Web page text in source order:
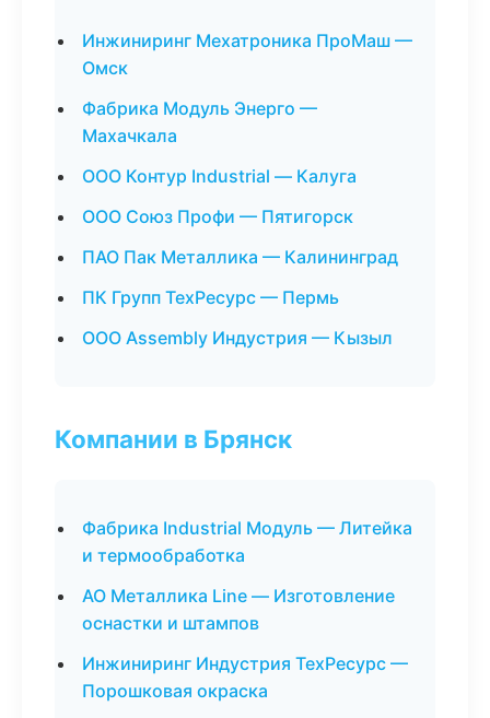
Инжиниринг Мехатроника ПроМаш —
Омск
Фабрика Модуль Энерго —
Махачкала
ООО Контур Industrial — Калуга
ООО Союз Профи — Пятигорск
ПАО Пак Металлика — Калининград
ПК Групп ТехРесурс — Пермь
ООО Assembly Индустрия — Кызыл
Компании в Брянск
Фабрика Industrial Модуль — Литейка
и термообработка
АО Металлика Line — Изготовление
оснастки и штампов
Инжиниринг Индустрия ТехРесурс —
Порошковая окраска